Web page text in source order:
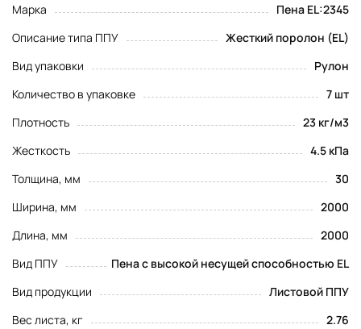
Марка
Пена EL:2345
Описание типа ППУ
Жесткий поролон (EL)
Вид упаковки
Рулон
Количество в упаковке
7 шт
Плотность
23 кг/м3
Жесткость
4.5 кПа
Толщина, мм
30
Ширина, мм
2000
Длина, мм
2000
Вид ППУ
Пена с высокой несущей способностью EL
Вид продукции
Листовой ППУ
Вес листа, кг
2.76